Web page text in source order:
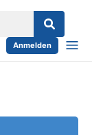
Anmelden